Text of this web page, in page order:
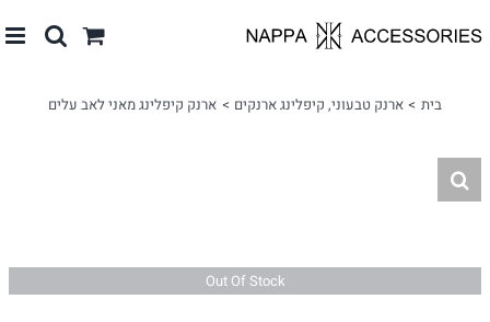
לתוכן
בית ארנק טבעוני קיפלינג ארנקים ארנק קיפלינג מאני לאב עלים
Out Of Stock